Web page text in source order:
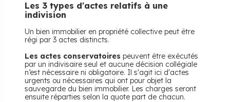
Les 3 types d'actes relatifs à une
indivision
Un bien immobilier en propriété collective peut être
régi par 3 actes distincts.
Les actes conservatoires peuvent être exécutés
par un indivisaire seul et aucune décision collégiale
n’est nécessaire ni obligatoire. Il s'agit ici d'actes
urgents ou nécessaires qui ont pour objet la
sauvegarde du bien immobilier. Les charges seront
ensuite réparties selon la quote part de chacun.